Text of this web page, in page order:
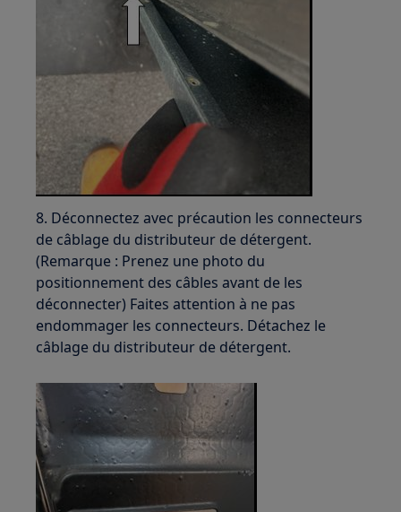
8. Déconnectez avec précaution les connecteurs
de câblage du distributeur de détergent.
(Remarque : Prenez une photo du
positionnement des câbles avant de les
déconnecter) Faites attention à ne pas
endommager les connecteurs. Détachez le
câblage du distributeur de détergent.